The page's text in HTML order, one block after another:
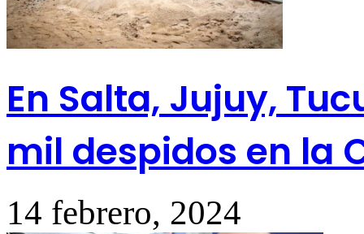
En Salta, Jujuy,
mil despidos en la
14 febrero, 2024